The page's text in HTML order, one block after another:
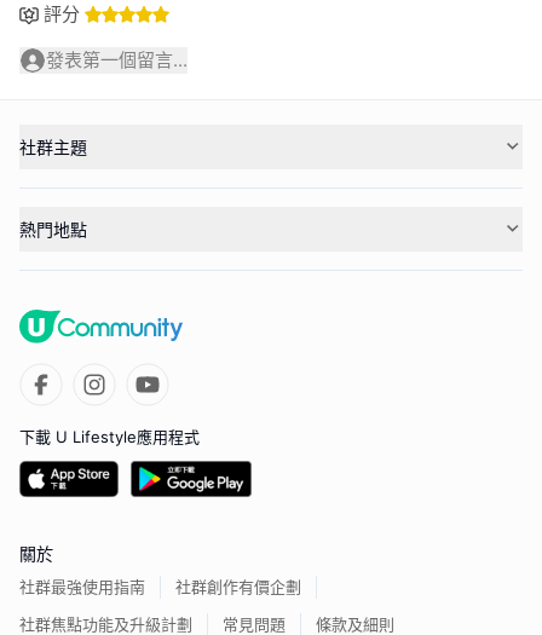
評分
發表第一個留言...
社群主題
熱門地點
下載 U Lifestyle應用程式
關於
社群最強使用指南
社群創作有價企劃
社群焦點功能及升級計劃
常見問題 條款及細則